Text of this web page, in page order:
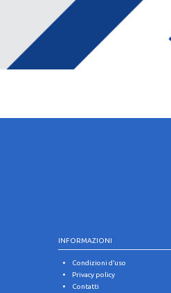
INFORMAZIONI
Condizioni d’uso
Privacy policy
Contatti